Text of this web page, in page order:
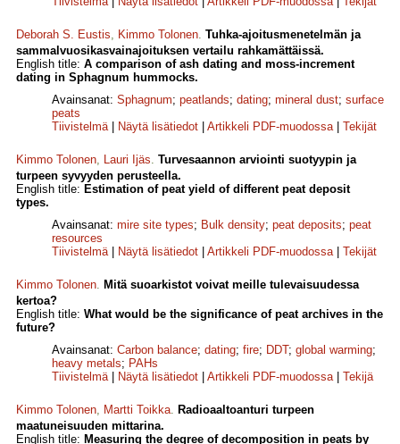
Deborah S. Eustis, Kimmo Tolonen. Tuhka-ajoitusmenetelmän ja
sammalvuosikasvainajoituksen vertailu rahkamättäissä.
English title: A comparison of ash dating and moss-increment
dating in Sphagnum hummocks.
Avainsanat: Sphagnum; peatlands; dating; mineral dust; surface
peats
Tiivistelmä| Näytä lisätiedot Artikkeli PDF-muodossa| Tekijät
Kimmo Tolonen, Lauri Ijäs. Turvesaannon arviointi suotyypin ja
turpeen syvyyden perusteella.
English title: Estimation of peat yield of different peat deposit
types.
Avainsanat: mire site types; Bulk density; peat deposits; peat
resources
Tiivistelmä| Näytä lisätiedot Artikkeli PDF-muodossa| Tekijät
Kimmo Tolonen. Mitä suoarkistot voivat meille tulevaisuudessa
kertoa?
English title: What would be the significance of peat archives in the
future?
Avainsanat: Carbon balance; dating; fire; DDT; global warming;
heavy metals; PAHs
Tiivistelmä| Näytä lisätiedot Artikkeli PDF-muodossa| Tekijä
Kimmo Tolonen, Martti Toikka. Radioaaltoanturi turpeen
maatuneisuuden mittarina.
English title: Measuring the degree of decomposition in peats by